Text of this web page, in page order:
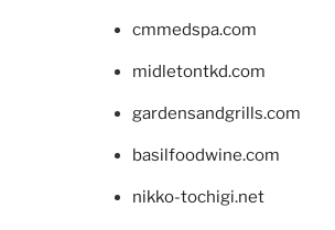
cmmedspa.com
midletontkd.com
gardensandgrills.com
basilfoodwine.com
nikko-tochigi.net